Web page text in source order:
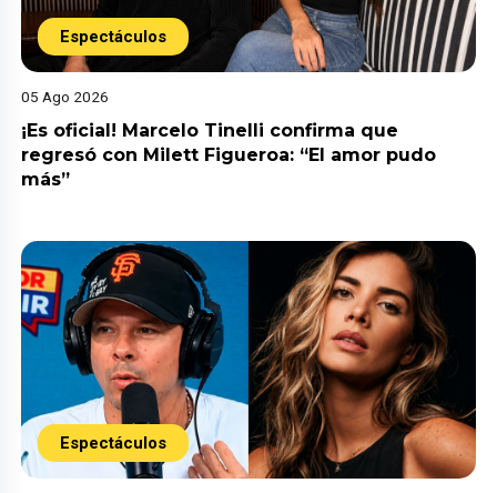
Espectáculos
05 Ago 2026
¡Es oficial! Marcelo Tinelli confirma que
regresó con Milett Figueroa: “El amor pudo
más”
Espectáculos